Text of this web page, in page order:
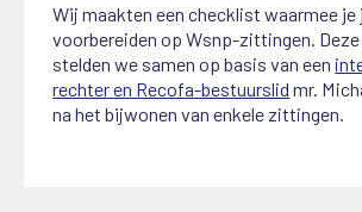
1 januari 2026
Wij maakten een checklist waarmee je
voorbereiden op Wsnp-zittingen.
stelden we samen op basis van een
rechter en Recofa-bestuurslid mr.
na het bijwonen van enkele zittingen.